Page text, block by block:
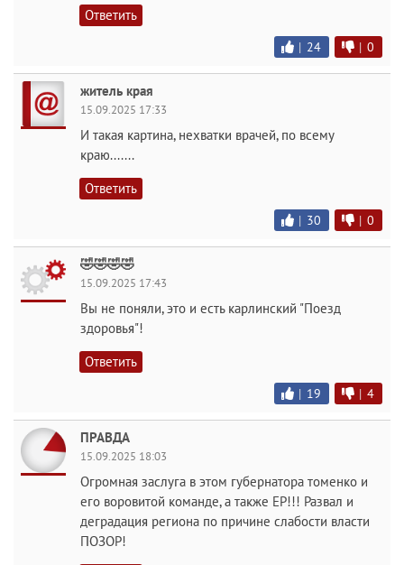
Ответить
| 24 | 0
житель края
15.09.2025 17:33
И такая картина, нехватки врачей, по всему
краю.......
Ответить
| 30 | 0
🤣🤣🤣🤣
15.09.2025 17:43
Вы не поняли, это и есть карлинский "Поезд
здоровья"!
Ответить
| 19 | 4
ПРАВДА
15.09.2025 18:03
Огромная заслуга в этом губернатора томенко и
его воровитой команде, а также ЕР!!! Развал и
деградация региона по причине слабости власти
ПОЗОР!